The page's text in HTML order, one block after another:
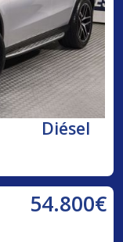
Diésel
54.800€